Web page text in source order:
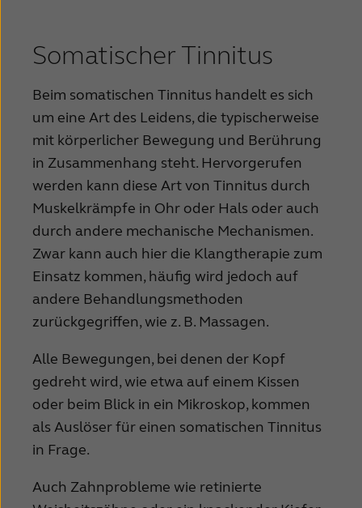
Somatischer Tinnitus
Beim somatischen Tinnitus handelt es sich
um eine Art des Leidens, die typischerweise
mit körperlicher Bewegung und Berührung
in Zusammenhang steht. Hervorgerufen
werden kann diese Art von Tinnitus durch
Muskelkrämpfe in Ohr oder Hals oder auch
durch andere mechanische Mechanismen.
Zwar kann auch hier die Klangtherapie zum
Einsatz kommen, häufig wird jedoch auf
andere Behandlungsmethoden
zurückgegriffen, wie z. B. Massagen.
Alle Bewegungen, bei denen der Kopf
gedreht wird, wie etwa auf einem Kissen
oder beim Blick in ein Mikroskop, kommen
als Auslöser für einen somatischen Tinnitus
in Frage.
Auch Zahnprobleme wie retinierte